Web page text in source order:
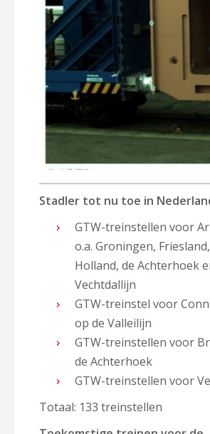
Stadler tot nu toe in
GTW-treinstellen voor
o.a. Groningen,
Holland, de Achterhoek
Vechtdallijn
GTW-treinstel voor
op de Valleilijn
GTW-treinstellen voor
de Achterhoek
GTW-treinstellen voor
Totaal: 133 treinstellen